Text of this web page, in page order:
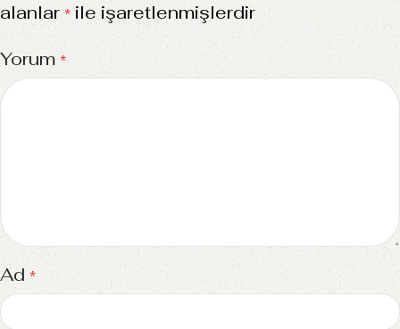
alanlar * ile işaretlenmişlerdir
Yorum *
Ad*